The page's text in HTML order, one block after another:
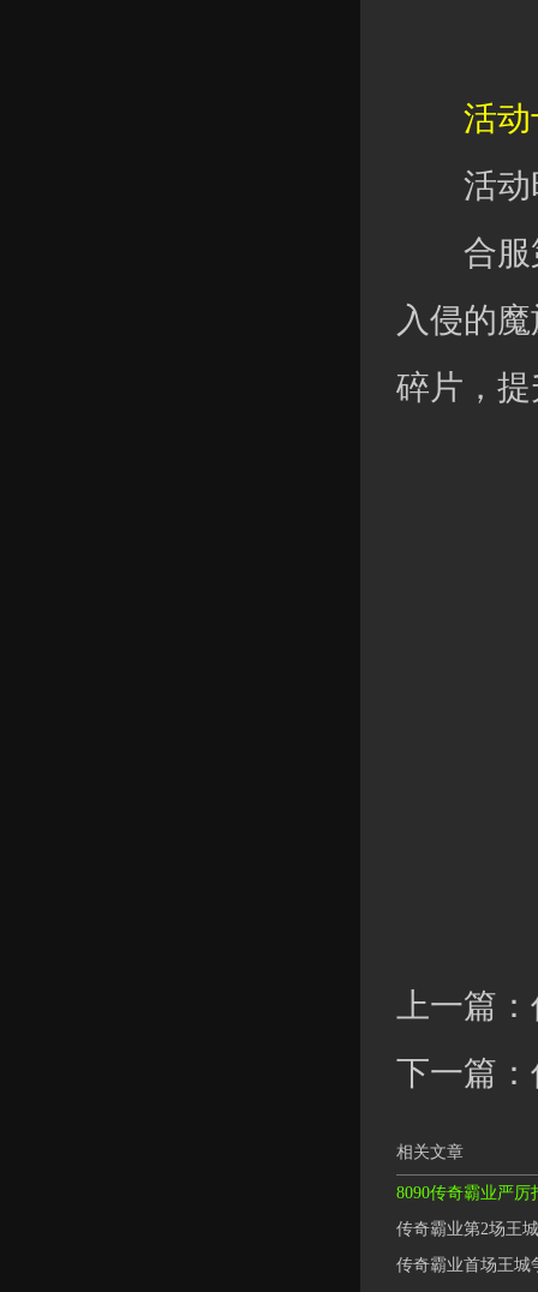
活动
活动
合服第
入侵的
碎片，
上一篇：
下一篇：
相关文章
8090传奇霸业严
传奇霸业第2场王
传奇霸业首场王城